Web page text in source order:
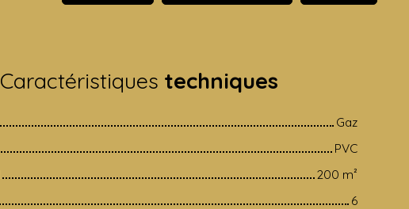
Caractéristiques techniques
Gaz
PVC
200 m²
6